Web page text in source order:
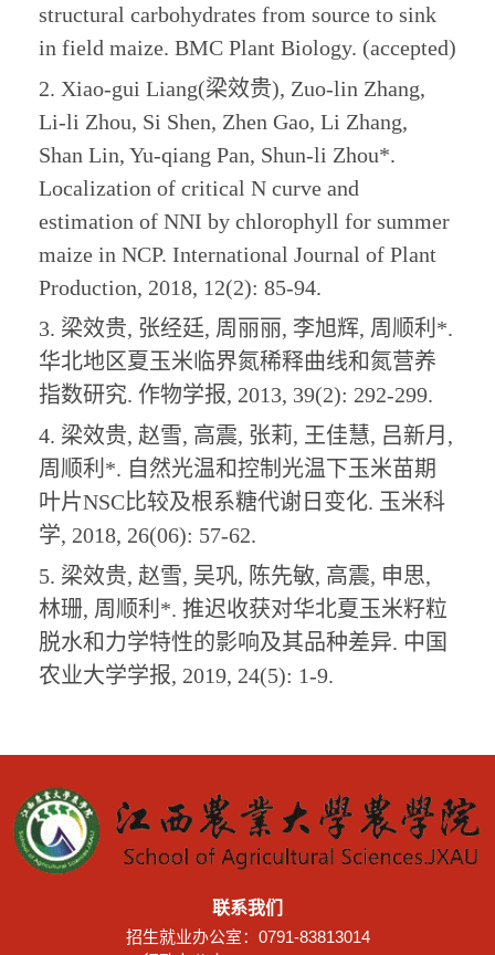
structural carbohydrates from source to sink
in field maize. BMC Plant Biology. (accepted)
2. Xiao-gui Liang(梁效贵), Zuo-lin Zhang,
Li-li Zhou, Si Shen, Zhen Gao, Li Zhang,
Shan Lin, Yu-qiang Pan, Shun-li Zhou*.
Localization of critical N curve and
estimation of NNI by chlorophyll for summer
maize in NCP. International Journal of Plant
Production, 2018, 12(2): 85-94.
3. 梁效贵, 张经廷, 周丽丽, 李旭辉, 周顺利*.
华北地区夏玉米临界氮稀释曲线和氮营养
指数研究. 作物学报, 2013, 39(2): 292-299.
4. 梁效贵, 赵雪, 高震, 张莉, 王佳慧, 吕新月,
周顺利*. 自然光温和控制光温下玉米苗期
叶片NSC比较及根系糖代谢日变化. 玉米科
学, 2018, 26(06): 57-62.
5. 梁效贵, 赵雪, 吴巩, 陈先敏, 高震, 申思,
林珊, 周顺利*. 推迟收获对华北夏玉米籽粒
脱水和力学特性的影响及其品种差异. 中国
农业大学学报, 2019, 24(5): 1-9.
联系我们
招生就业办公室：0791-83813014